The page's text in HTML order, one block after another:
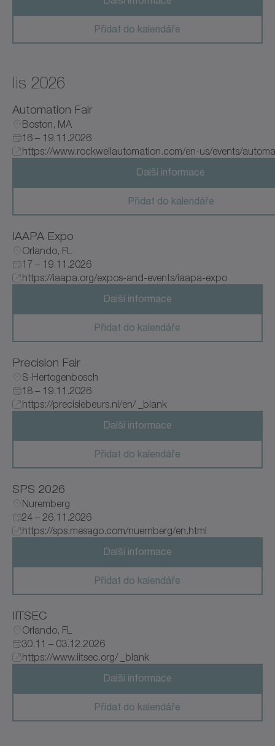
Přidat do kalendáře
lis 2026
Automation Fair
Boston, MA
16 – 19.11.2026
https://www.rockwellautomation.com/en-us/events/
Další informace
Přidat do kalendáře
IAAPA Expo
Orlando, FL
17 – 19.11.2026
https://iaapa.org/expos-and-events/iaapa-expo
Další informace
Přidat do kalendáře
Precision Fair
S-Hertogenbosch
18 – 19.11.2026
https://precisiebeurs.nl/en/ _blank
Další informace
Přidat do kalendáře
SPS 2026
Nuremberg
24 – 26.11.2026
https://sps.mesago.com/nuernberg/en.html
Další informace
Přidat do kalendáře
IITSEC
Orlando, FL
30.11 – 03.12.2026
https://www.iitsec.org/ _blank
Další informace
Přidat do kalendáře